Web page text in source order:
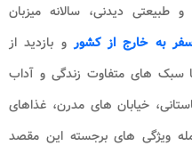
طبیعتی دیدنی، سالانه میزبان
به خارج از کشورو بازدید از
سبک‌ های متفاوت زندگی و آداب
خیابان‌ های مدرن، غذاهای
ویژگی‌ های برجسته این مقصد